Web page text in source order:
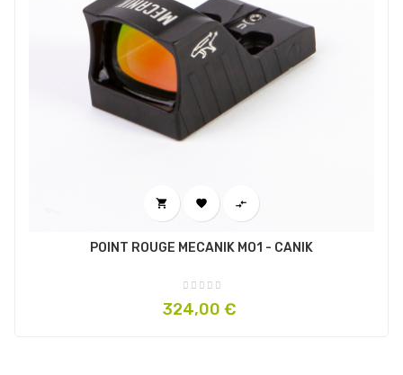
  
POINT ROUGE MECANIK MO1 - CANIK
Prix
324,00 €